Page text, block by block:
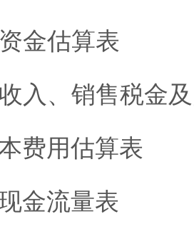
金估算表
入、销售税金
费用估算表
金流量表